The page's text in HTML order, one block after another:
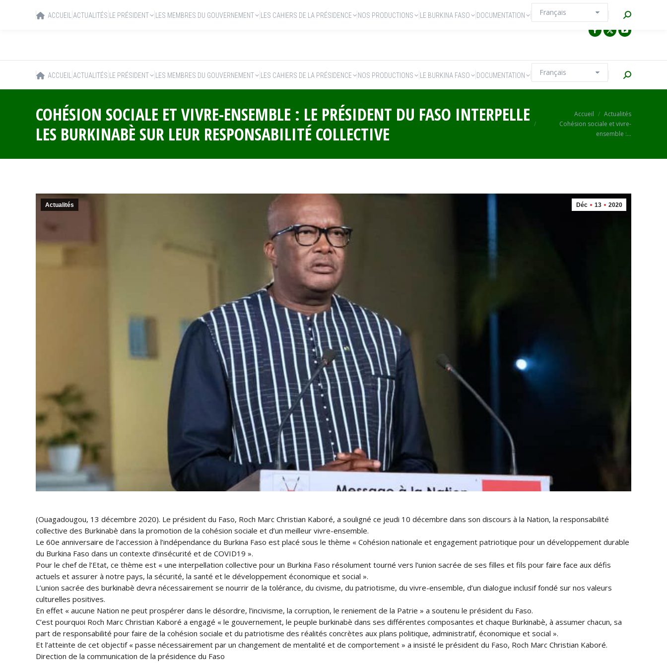
ACCUEIL ACTUALITÉS LE PRÉSIDENT LES MEMBRES DU GOUVERNEMENT LES CAHIERS DE LA PRÉSIDENCE NOS PRODUCTIONS LE BURKINA FASO DOCUMENTATION Recherche
COHÉSION SOCIALE ET VIVRE-ENSEMBLE : LE PRÉSIDENT DU FASO INTERPELLE
LES BURKINABÈ SUR LEUR RESPONSABILITÉ COLLECTIVE
Vous êtes ici :Accueil
Actualités
Cohésion sociale et vivre-
ensemble :…
Déc 13 2020
Actualités
(Ouagadougou, 13 décembre 2020). Le président du Faso, Roch Marc Christian Kaboré, a souligné ce jeudi 10 décembre dans son discours à la Nation, la responsabilité
collective des Burkinabè dans la promotion de la cohésion sociale et d’un meilleur vivre-ensemble.
Le 60e anniversaire de l’accession à l’indépendance du Burkina Faso est placé sous le thème « Cohésion nationale et engagement patriotique pour un développement durable
du Burkina Faso dans un contexte d’insécurité et de COVID19 ».
Pour le chef de l’Etat, ce thème est « une interpellation collective pour un Burkina Faso résolument tourné vers l’union sacrée de ses filles et fils pour faire face aux défis
actuels et assurer à notre pays, la sécurité, la santé et le développement économique et social ».
L’union sacrée des burkinabè devra nécessairement se nourrir de la tolérance, du civisme, du patriotisme, du vivre-ensemble, d’un dialogue inclusif fondé sur nos valeurs
culturelles positives.
En effet « aucune Nation ne peut prospérer dans le désordre, l’incivisme, la corruption, le reniement de la Patrie » a soutenu le président du Faso.
C’est pourquoi Roch Marc Christian Kaboré a engagé « le gouvernement, le peuple burkinabè dans ses différentes composantes et chaque Burkinabè, à assumer chacun, sa
part de responsabilité pour faire de la cohésion sociale et du patriotisme des réalités concrètes aux plans politique, administratif, économique et social ».
Et l’atteinte de cet objectif « passe nécessairement par un changement de mentalité et de comportement » a insisté le président du Faso, Roch Marc Christian Kaboré.
Direction de la communication de la présidence du Faso
ACCUEIL ACTUALITÉS LE PRÉSIDENT LES MEMBRES DU GOUVERNEMENT LES CAHIERS DE LA PRÉSIDENCE NOS PRODUCTIONS LE BURKINA FASO DOCUMENTATION Recherche